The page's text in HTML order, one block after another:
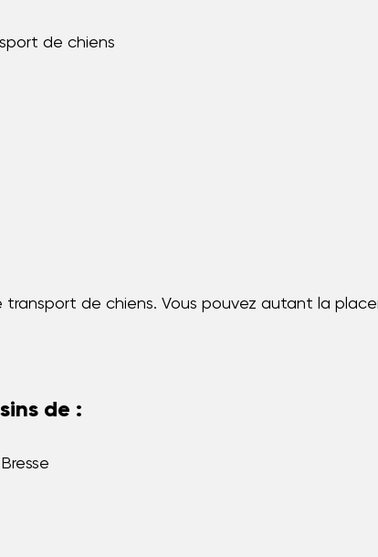
de chiens
de chiens. Vous pouvez autant la
de :